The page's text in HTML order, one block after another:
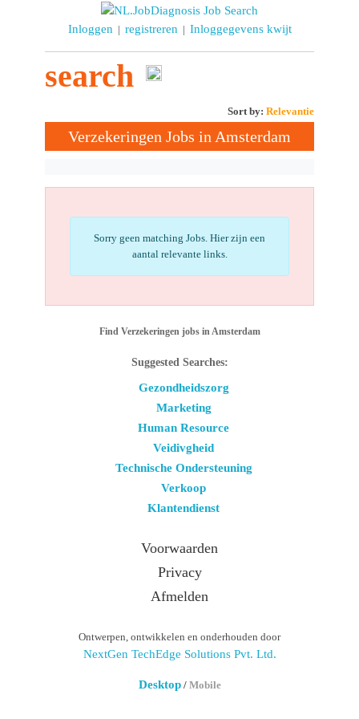
Inloggen | registreren | Inloggegevens kwijt
search
Sort by: Relevantie
Verzekeringen Jobs in Amsterdam
Sorry geen matching Jobs. Hier zijn een
aantal relevante links.
Find Verzekeringen jobs in Amsterdam
Suggested Searches:
Gezondheidszorg
Marketing
Human Resource
Veidivgheid
Technische Ondersteuning
Verkoop
Klantendienst
Voorwaarden
Privacy
Afmelden
Ontwerpen, ontwikkelen en onderhouden door
NextGen TechEdge Solutions Pvt. Ltd.
Desktop/ Mobile